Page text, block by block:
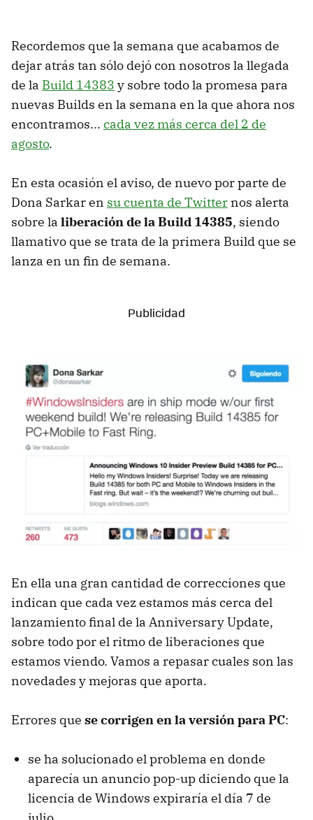
Recordemos que la semana que acabamos de
dejar atrás tan sólo dejó con nosotros la llegada
de la Build 14383 y sobre todo la promesa para
nuevas Builds en la semana en la que ahora nos
encontramos... cada vez más cerca del 2 de
agosto.
En esta ocasión el aviso, de nuevo por parte de
Dona Sarkar en su cuenta de Twitter nos alerta
sobre la liberación de la Build 14385, siendo
llamativo que se trata de la primera Build que se
lanza en un fin de semana.
En ella una gran cantidad de correcciones que
indican que cada vez estamos más cerca del
lanzamiento final de la Anniversary Update,
sobre todo por el ritmo de liberaciones que
estamos viendo. Vamos a repasar cuales son las
novedades y mejoras que aporta.
Errores que se corrigen en la versión para PC:
se ha solucionado el problema en donde
aparecía un anuncio pop-up diciendo que la
licencia de Windows expiraría el día 7 de